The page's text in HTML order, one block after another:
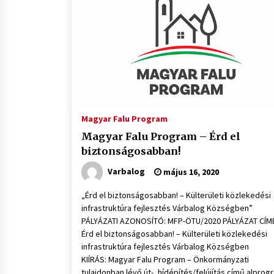
Magyar Falu Program
Magyar Falu Program – Érd el
biztonságosabban!
Varbalog május 16, 2020
„Érd el biztonságosabban! – Külterületi közlekedési
infrastruktúra fejlesztés Várbalog Községben”
PÁLYÁZATI AZONOSÍTÓ: MFP-ÖTU/2020 PÁLYÁZAT
Érd el biztonságosabban! – Külterületi közlekedési
infrastruktúra fejlesztés Várbalog Községben
KIÍRÁS: Magyar Falu Program – Önkormányzati